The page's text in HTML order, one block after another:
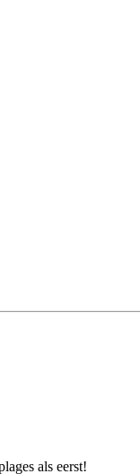
als eerst!